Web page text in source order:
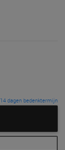
14 dagen bedenktermijn